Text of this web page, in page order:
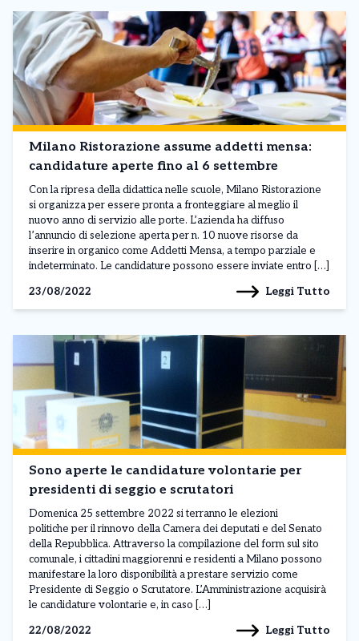
Milano Ristorazione assume addetti mensa:
candidature aperte fino al 6 settembre
Con la ripresa della didattica nelle scuole, Milano Ristorazione
si organizza per essere pronta a fronteggiare al meglio il
nuovo anno di servizio alle porte. L’azienda ha diffuso
l’annuncio di selezione aperta per n. 10 nuove risorse da
inserire in organico come Addetti Mensa, a tempo parziale e
indeterminato. Le candidature possono essere inviate entro […]
23/08/2022
Leggi Tutto
Sono aperte le candidature volontarie per
presidenti di seggio e scrutatori
Domenica 25 settembre 2022 si terranno le elezioni
politiche per il rinnovo della Camera dei deputati e del Senato
della Repubblica. Attraverso la compilazione del form sul sito
comunale, i cittadini maggiorenni e residenti a Milano possono
manifestare la loro disponibilità a prestare servizio come
Presidente di Seggio o Scrutatore. L’Amministrazione acquisirà
le candidature volontarie e, in caso […]
22/08/2022
Leggi Tutto